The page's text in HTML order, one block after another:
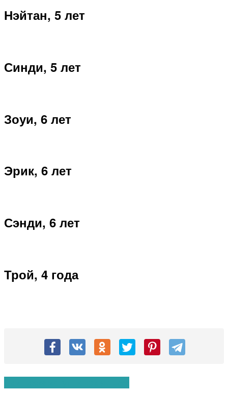
Нэйтан, 5 лет
Синди, 5 лет
Зоуи, 6 лет
Эрик, 6 лет
Сэнди, 6 лет
Трой, 4 года